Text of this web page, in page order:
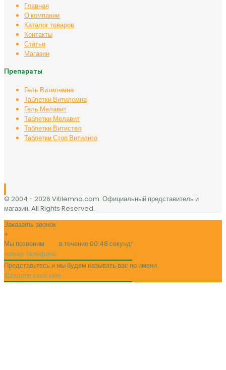
Главная
О компании
Каталог товаров
Контакты
Статьи
Магазин
Препараты
Гель Витилемна
Таблетки Витилемна
Гель Мелавит
Таблетки Мелавит
Таблетки Витистел
Таблетки Стоп Витилиго
© 2004 - 2026 Vitilemna.com. Официальный представитель и
магазин. All Rights Reserved.
Заказать звонок
+
Мы позвоним
в течение 00:48 секунд!
Представьтесь и мы будем называть вас по имени.